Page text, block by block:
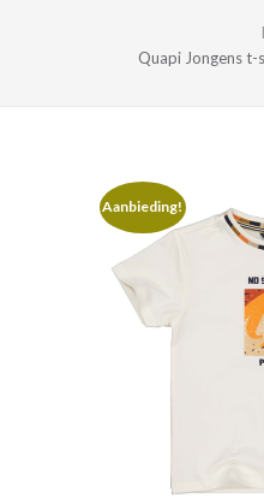
Quapi Jongens
Aanbieding!